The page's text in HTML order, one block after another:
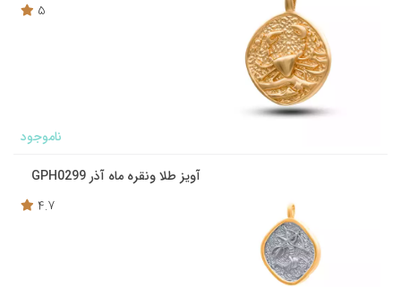
5
ناموجود
آویز طلا ونقره ماه آذر GPH0299
4.7